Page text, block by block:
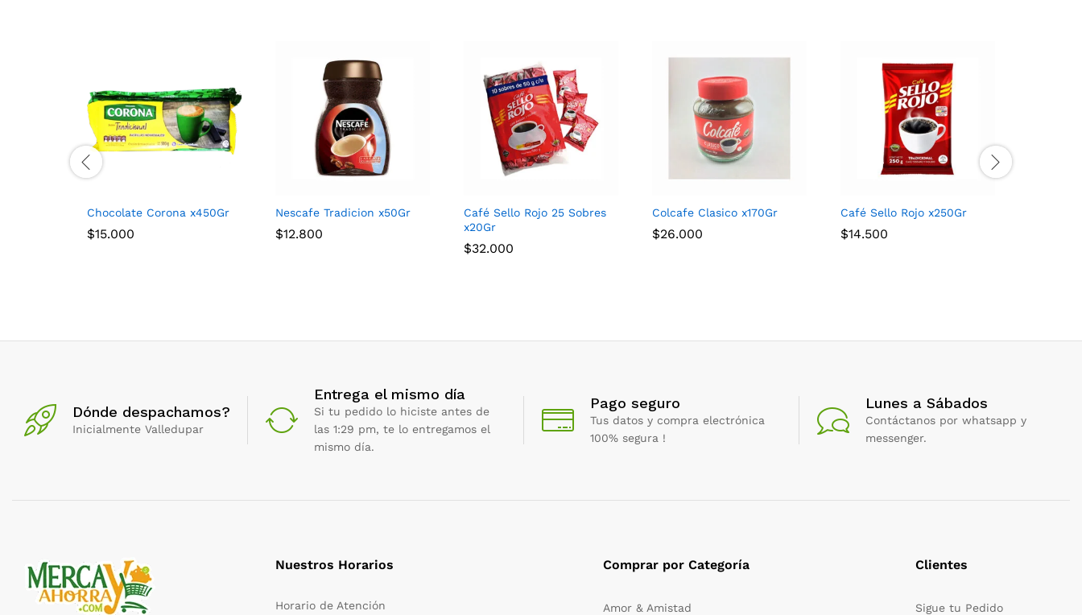
Chocolate Corona x450Gr
$15.000
Nescafe Tradicion x50Gr
$12.800
Café Sello Rojo 25 Sobres
x20Gr
$32.000
Colcafe Clasico x170Gr
$26.000
Café Sello Rojo x250Gr
$14.500
Dónde despachamos?
Inicialmente Valledupar
Entrega el mismo día
Si tu pedido lo hiciste antes de
las 1:29 pm, te lo entregamos el
mismo día.
Pago seguro
Tus datos y compra electrónica
100% segura !
Lunes a Sábados
Contáctanos por whatsapp y
messenger.
Nuestros Horarios
Horario de Atención
Comprar por Categoría
Amor & Amistad
Clientes
Sigue tu Pedido